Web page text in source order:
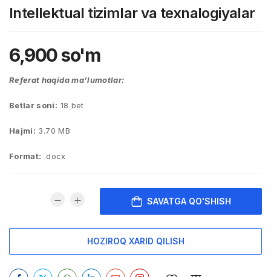
Intellektual tizimlar va texnalogiyalar
6,900so'm
Referat haqida ma’lumotlar:
Betlar soni: 18 bet
Hajmi: 3.70 MB
Format: .docx
SAVATGA QO'SHISH
HOZIROQ XARID QILISH